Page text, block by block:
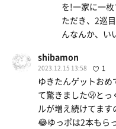
を!一家に一
ただき、2巡
んなんか、い
shibamon
2023.12.15 13:58 1
ゆきたんゲットおめ
て驚きました🫢と
ルが増え続けてま
😂ゆっポは2本もら